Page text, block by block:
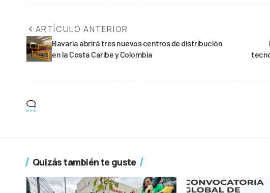
ARTÍCULO ANTERIOR
Bavaria abrirá tres nuevos centros de distribución
en la Costa Caribe y Colombia
Quizás también te guste